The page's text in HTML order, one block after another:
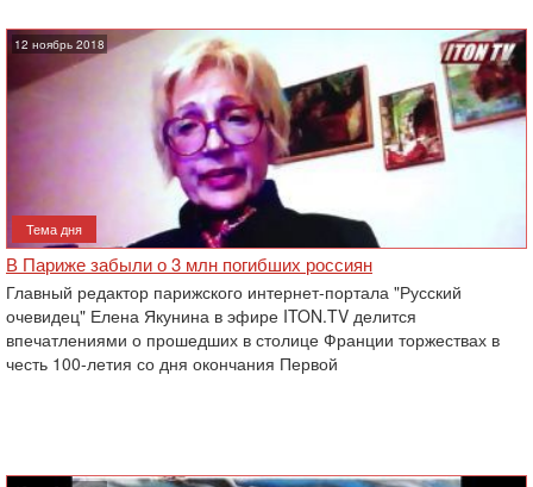
12 ноябрь 2018
Тема дня
В Париже забыли о 3 млн погибших россиян
Главный редактор парижского интернет-портала "Русский
очевидец" Елена Якунина в эфире ITON.TV делится
впечатлениями о прошедших в столице Франции торжествах в
честь 100-летия со дня окончания Первой